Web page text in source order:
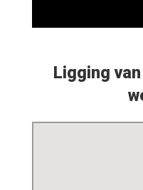
Ligging